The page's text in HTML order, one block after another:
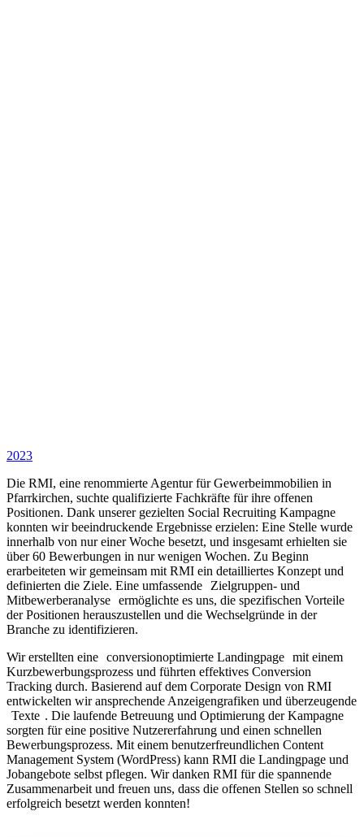
2023
Die RMI, eine renommierte Agentur für Gewerbeimmobilien in
Pfarrkirchen, suchte qualifizierte Fachkräfte für ihre offenen
Positionen. Dank unserer gezielten Social Recruiting Kampagne
konnten wir beeindruckende Ergebnisse erzielen: Eine Stelle wurde
innerhalb von nur einer Woche besetzt, und insgesamt erhielten sie
über 60 Bewerbungen in nur wenigen Wochen. Zu Beginn
erarbeiteten wir gemeinsam mit RMI ein detailliertes Konzept und
definierten die Ziele. Eine umfassende
Zielgruppen- und
Mitbewerberanalyse ermöglichte es uns, die spezifischen Vorteile
der Positionen herauszustellen und die Wechselgründe in der
Branche zu identifizieren.
Wir erstellten eine conversionoptimierte Landingpage mit einem
Kurzbewerbungsprozess und führten effektives Conversion
Tracking durch. Basierend auf dem Corporate Design von RMI
entwickelten wir ansprechende Anzeigengrafiken und überzeugende
Texte . Die laufende Betreuung und Optimierung der Kampagne
sorgten für eine positive Nutzererfahrung und einen schnellen
Bewerbungsprozess. Mit einem benutzerfreundlichen Content
Management System (WordPress) kann RMI die Landingpage und
Jobangebote selbst pflegen. Wir danken RMI für die spannende
Zusammenarbeit und freuen uns, dass die offenen Stellen so schnell
erfolgreich besetzt werden konnten!